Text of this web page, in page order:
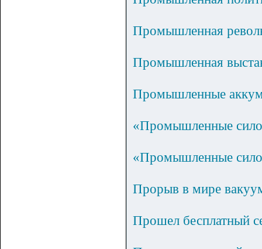
Промышленная
Промышленная
Промышленные
«Промышленные
«Промышленные
Прорыв в мире
Прошел бесплатный